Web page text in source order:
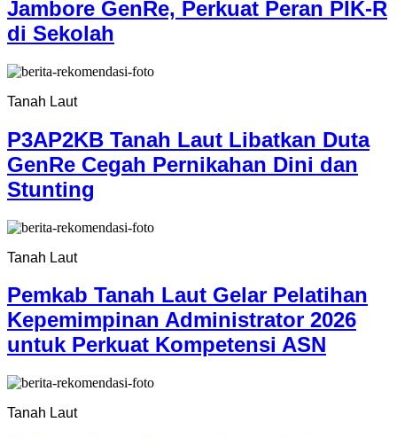
Jambore GenRe, Perkuat Peran PIK-R
di Sekolah
Tanah Laut
P3AP2KB Tanah Laut Libatkan Duta
GenRe Cegah Pernikahan Dini dan
Stunting
Tanah Laut
Pemkab Tanah Laut Gelar Pelatihan
Kepemimpinan Administrator 2026
untuk Perkuat Kompetensi ASN
Tanah Laut